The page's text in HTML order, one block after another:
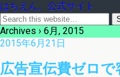
はちえん。公式サイト
Archives › 6月, 2015
2015年6月21日
広告宣伝費ゼロで